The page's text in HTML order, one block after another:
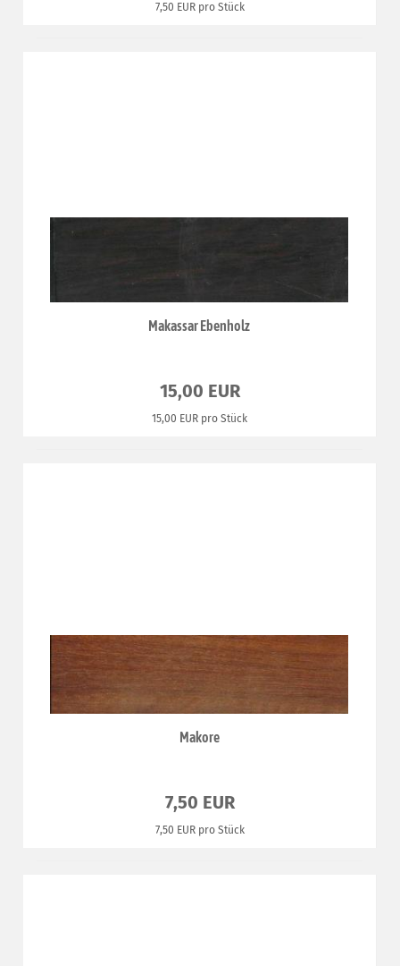
7,50 EUR pro Stück
Makassar Ebenholz
15,00 EUR
15,00 EUR pro Stück
Makore
7,50 EUR
7,50 EUR pro Stück